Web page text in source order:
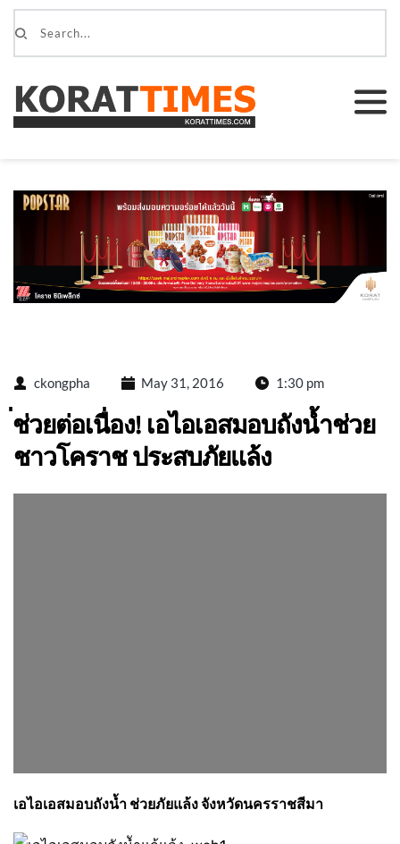
ckongpha May 31, 2016 1:30 pm
่ช่วยต่อเนื่อง! เอไอเอสมอบถังน้ำช่วย
ชาวโคราช ประสบภัยแล้ง
เอไอเอสมอบถังน้ำ ช่วยภัยแล้ง จังหวัดนครราชสีมา